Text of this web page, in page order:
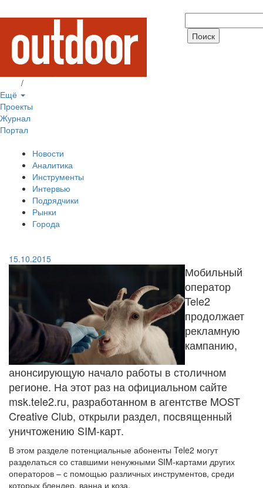
/
Ещё
Проекты
Журнал
Портал
Новости
Аналитика
Инструменты
Интервью
Подрядчики
Рынки
Города
15.10.2015
Мобильный
оператор
Tele2
продолжает
рекламную
кампанию,
анонсирующую начало работы в столичном
регионе. На этот раз на официальном сайте
msk.tele2.ru, разработанном в агентстве MOST
Creative Club, открыли раздел, посвященный
уничтожению SIM-карт.
В этом разделе потенциальные абоненты Tele2 могут
разделаться со ставшими ненужными SIM-картами других
операторов – с помощью различных инструментов, среди
которых блендер, ванна и коза.